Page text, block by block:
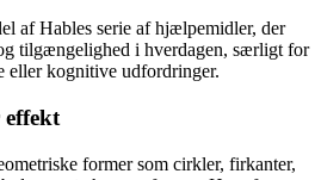
af Hables serie af hjælpemidler, der
tilgængelighed i hverdagen, særligt for
eller kognitive udfordringer.
former som cirkler, firkanter,